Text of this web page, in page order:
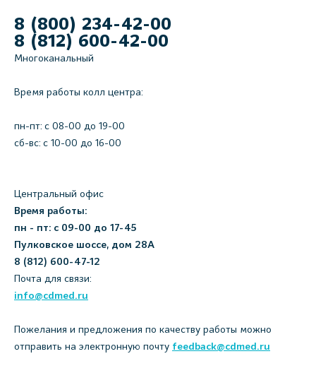
8 (800) 234-42-00
8 (812) 600-42-00
Многоканальный
Время работы колл центра:
пн-пт: c 08-00 до 19-00
сб-вс: с 10-00 до 16-00
Центральный офис
Время работы:
пн - пт: с 09-00 до 17-45
Пулковское шоссе, дом 28А
8 (812) 600-47-12
Почта для связи:
info@cdmed.ru
Пожелания и предложения по качеству работы можно
отправить на электронную почту feedback@cdmed.ru